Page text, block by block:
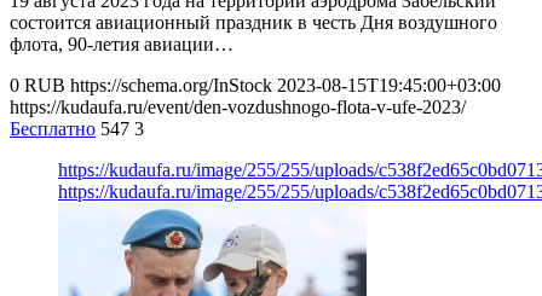
состоится авиационный праздник в честь Дня воздушного
флота, 90-летия авиации…
0 RUB https://schema.org/InStock 2023-08-15T19:45:00+03:00
https://kudaufa.ru/event/den-vozdushnogo-flota-v-ufe-2023/
Бесплатно 547 3
https://kudaufa.ru/image/255/255/uploads/
https://kudaufa.ru/image/255/255/uploads/